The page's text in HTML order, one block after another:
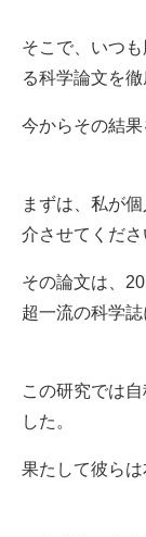
そこで、いつ
る科学論文を徹
今からその結果
まずは、私が
介させてくださ
その論文は、
超一流の科学
この研究では
した。
果たして彼らは